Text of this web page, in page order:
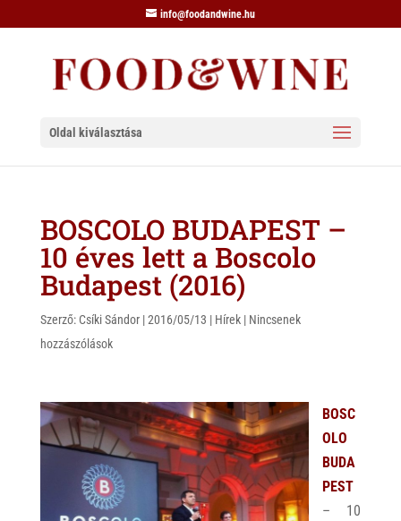
info@foodandwine.hu
Oldal kiválasztása
BOSCOLO BUDAPEST –
10 éves lett a Boscolo
Budapest (2016)
Szerző: Csíki Sándor|2016/05/13 | Hírek| Nincsenek
hozzászólások
BOSC
OLO
BUDA
PEST
– 10